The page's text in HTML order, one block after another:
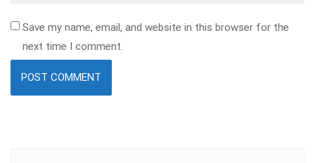
Save my name, email, and website in this browser for the
next time I comment.